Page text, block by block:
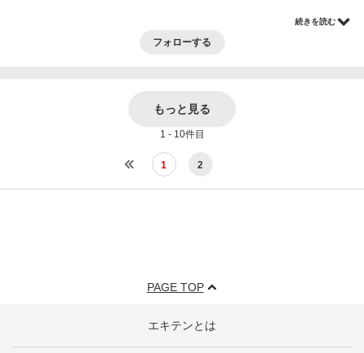
続きを読む
フォローする
もっと見る
1 - 10件目
1 2
PAGE TOP
エキテンとは